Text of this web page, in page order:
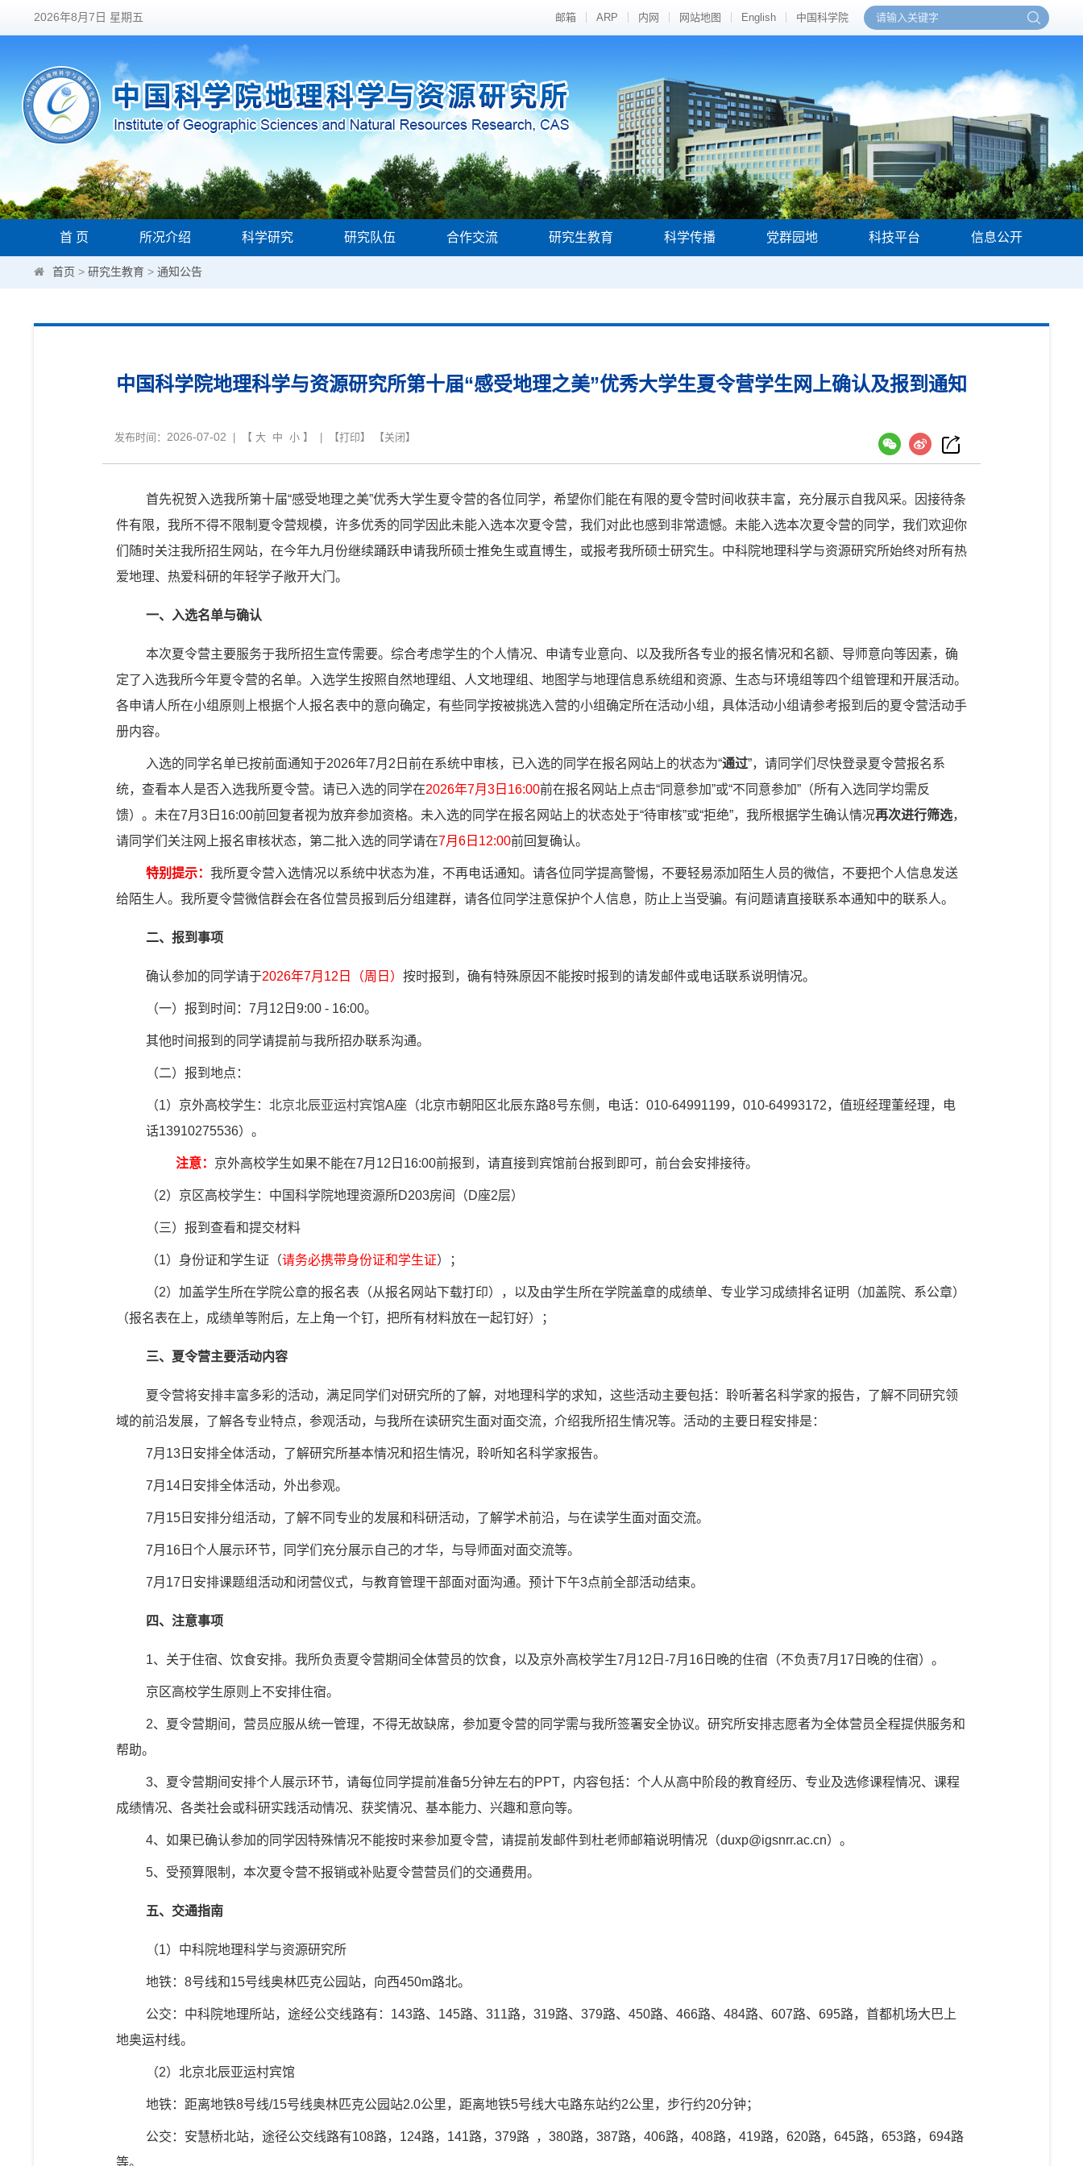
2026年8月7日 星期五 邮箱 ARP 内网 网站地图 English 中国科学院
首 页 所况介绍 科学研究 研究队伍 合作交流 研究生教育 科学传播 党群园地 科技平台 信息公开
首页 > 研究生教育 > 通知公告
中国科学院地理科学与资源研究所第十届“感受地理之美”优秀大学生夏令营学生网上确认及报到通知
发布时间： 2026-07-02 | 【 大 中 小 】 | 【打印】 【关闭 】
首先祝贺入选我所第十届“感受地理之美”优秀大学生夏令营的各位同学，希望你们能在有限的夏令营时间收获丰富，充分展示自我风采。因接待条
件有限，我所不得不限制夏令营规模，许多优秀的同学因此未能入选本次夏令营，我们对此也感到非常遗憾。未能入选本次夏令营的同学，我们欢迎你
们随时关注我所招生网站，在今年九月份继续踊跃申请我所硕士推免生或直博生，或报考我所硕士研究生。中科院地理科学与资源研究所始终对所有热
爱地理、热爱科研的年轻学子敞开大门。
一、入选名单与确认
本次夏令营主要服务于我所招生宣传需要。综合考虑学生的个人情况、申请专业意向、以及我所各专业的报名情况和名额、导师意向等因素，确
定了入选我所今年夏令营的名单。入选学生按照自然地理组、人文地理组、地图学与地理信息系统组和资源、生态与环境组等四个组管理和开展活动。
各申请人所在小组原则上根据个人报名表中的意向确定，有些同学按被挑选入营的小组确定所在活动小组，具体活动小组请参考报到后的夏令营活动手
册内容。
入选的同学名单已按前面通知于2026年7月 2 日前在系统中审核，已入选的同学在报名网站上的状态为“通过”，请同学们尽快登录夏令营报名系
统，查看本人是否入选我所夏令营。请已入选的同学在2026年7月 3 日 16:00前在报名网站上点击“同意参加”或“不同意参加”（所有入选同学均需反
馈）。未在7月 3 日 16:00前回复者视为放弃参加资格。未入选的同学在报名网站上的状态处于“待审核”或“拒绝”，我所根据学生确认情况再次进行筛选，
请同学们关注网上报名审核状态，第二批入选的同学请在7月 6 日 12:00前回复确认。
特别提示： 我所夏令营入选情况以系统中状态为准，不再电话通知。请各位同学提高警惕，不要轻易添加陌生人员的微信，不要把个人信息发送
给陌生人。我所夏令营微信群会在各位营员报到后分组建群，请各位同学注意保护个人信息，防止上当受骗。有问题请直接联系本通知中的联系人。
二、报到事项
确认参加的同学请于2026年7月 12 日（周日） 按时报到，确有特殊原因不能按时报到的请发邮件或电话联系说明情况。
（一） 报到时间： 7月 12 日 9:00 - 16:00。
其他时间报到的同学请提前与我所招办联系沟通。
（二） 报到地点：
（1） 京外高校学生： 北京北辰亚运村宾馆A座（北京市朝阳区北辰东路8号东侧，电话： 010-64991199， 010-64993172，值班经理董经理，电
话13910275536）。
注意： 京外高校学生如果不能在7月 12 日 16:00前报到，请直接到宾馆前台报到即可，前台会安排接待。
（2） 京区高校学生：中国科学院地理资源所D203房间（D座2层）
（三） 报到查看和提交材料
（1）身份证和学生证（请务必携带身份证和学生证）；
（2）加盖学生所在学院公章的报名表（从报名网站下载打印），以及由学生所在学院盖章的成绩单、专业学习成绩排名证明（加盖院、系公章）
（报名表在上，成绩单等附后，左上角一个钉，把所有材料放在一起钉好）；
三、夏令营主要活动内容
夏令营将安排丰富多彩的活动，满足同学们对研究所的了解，对地理科学的求知，这些活动主要包括：聆听著名科学家的报告，了解不同研究领
域的前沿发展，了解各专业特点，参观活动，与我所在读研究生面对面交流，介绍我所招生情况等。活动的主要日程安排是：
7月 13 日安排全体活动，了解研究所基本情况和招生情况，聆听知名科学家报告。
7月 14 日安排全体活动，外出参观。
7月 15 日安排分组活动，了解不同专业的发展和科研活动，了解学术前沿，与在读学生面对面交流。
7月 16 日个人展示环节，同学们充分展示自己的才华，与导师面对面交流等。
7月 17 日安排课题组活动和闭营仪式，与教育管理干部面对面沟通。预计下午3点前全部活动结束。
四、注意事项
1、关于住宿、饮食安排。我所负责夏令营期间全体营员的饮食，以及京外高校学生7月 12 日 -7月 16 日晚的住宿（不负责7月 17 日晚的住宿）。
京区高校学生原则上不安排住宿。
2、夏令营期间，营员应服从统一管理，不得无故缺席，参加夏令营的同学需与我所签署安全协议。研究所安排志愿者为全体营员全程提供服务和
帮助。
3、夏令营期间安排个人展示环节，请每位同学提前准备5分钟左右的PPT，内容包括：个人从高中阶段的教育经历、专业及选修课程情况、课程
成绩情况、各类社会或科研实践活动情况、获奖情况、基本能力、兴趣和意向等。
4、如果已确认参加的同学因特殊情况不能按时来参加夏令营，请提前发邮件到杜老师邮箱说明情况（duxp@igsnrr.ac.cn）。
5、受预算限制，本次夏令营不报销或补贴夏令营营员们的交通费用。
五、交通指南
（1）中科院地理科学与资源研究所
地铁： 8号线和15号线奥林匹克公园站，向西450m路北。
公交：中科院地理所站，途经公交线路有： 143路、 145路、 311路， 319路、 379路、 450路、 466路、 484路、 607路、 695路，首都机场大巴上
地奥运村线。
（2）北京北辰亚运村宾馆
地铁：距离地铁8号线/15号线奥林匹克公园站2.0公里，距离地铁5号线大屯路东站约2公里，步行约20分钟；
公交：安慧桥北站，途径公交线路有108路， 124路， 141路， 379路 ， 380路， 387路， 406路， 408路， 419路， 620路， 645路， 653路， 694路
等。